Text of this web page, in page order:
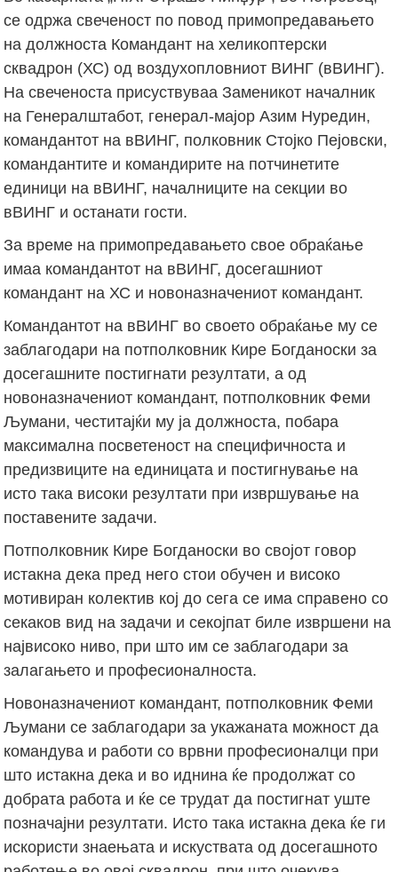
се одржа свеченост по повод примопредавањето
на должноста Командант на хеликоптерски
сквадрон (ХС) од воздухопловниот ВИНГ (вВИНГ).
На свеченоста присуствуваа Заменикот началник
на Генералштабот, генерал-мајор Азим Нуредин,
командантот на вВИНГ, полковник Стојко Пејовски,
командантите и командирите на потчинетите
единици на вВИНГ, началниците на секции во
вВИНГ и останати гости.
За време на примопредавањето свое обраќање
имаа командантот на вВИНГ, досегашниот
командант на ХС и новоназначениот командант.
Командантот на вВИНГ во своето обраќање му се
заблагодари на потполковник Кире Богданоски за
досегашните постигнати резултати, а од
новоназначениот командант, потполковник Феми
Љумани, честитајќи му ја должноста, побара
максимална посветеност на специфичноста и
предизвиците на единицата и постигнување на
исто така високи резултати при извршување на
поставените задачи.
Потполковник Кире Богданоски во својот говор
истакна дека пред него стои обучен и високо
мотивиран колектив кој до сега се има справено со
секаков вид на задачи и секојпат биле извршени на
највисоко ниво, при што им се заблагодари за
залагањето и професионалноста.
Новоназначениот командант, потполковник Феми
Љумани се заблагодари за укажаната можност да
командува и работи со врвни професионалци при
што истакна дека и во иднина ќе продолжат со
добрата работа и ќе се трудат да постигнат уште
позначајни резултати. Исто така истакна дека ќе ги
искористи знаењата и искуствата од досегашното